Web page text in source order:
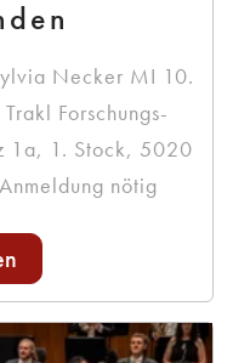
Necker MI 10.
Forschungs-
1a, 1. Stock, 5020
nötig